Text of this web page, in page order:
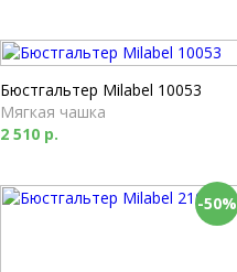
Бюстгальтер Milabel 10053
Мягкая чашка
2 510 р.
-50%